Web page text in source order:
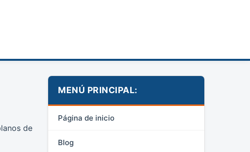
de
MENÚ PRINCIPAL:
Página de inicio
Blog